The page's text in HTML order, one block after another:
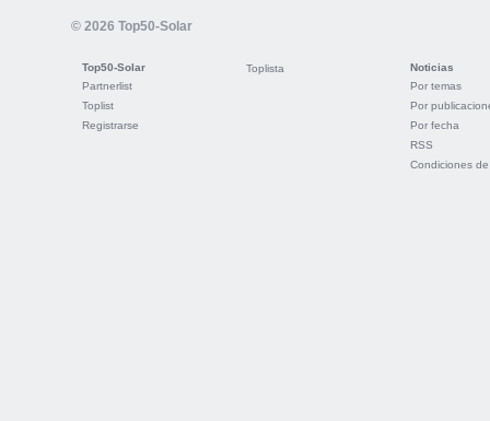
© 2026 Top50-Solar
Top50-Solar
Partnerlist
Toplist
Registrarse
Toplista
Noticias
Por temas
Por
Por fecha
RSS
Condiciones